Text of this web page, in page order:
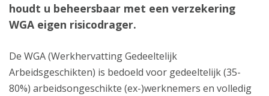
houdt u beheersbaar met een verzekering
WGA eigen risicodrager.
De WGA (Werkhervatting Gedeeltelijk
Arbeidsgeschikten) is bedoeld voor gedeeltelijk (35-
80%) arbeidsongeschikte (ex-)werknemers en volledig